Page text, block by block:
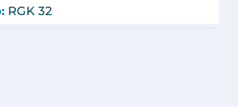
RGK 32